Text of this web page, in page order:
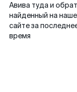
Авива туда и
найденный на
сайте за
время